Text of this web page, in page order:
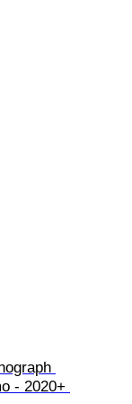
- 2020+